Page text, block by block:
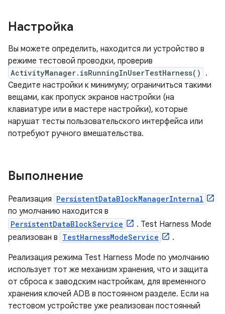
Настройка
Вы можете определить, находится ли устройство в
режиме тестовой проводки, проверив
ActivityManager.isRunningInUserTestHarness()
.
Сведите настройки к минимуму; ограничиться такими
вещами, как пропуск экранов настройки (на
клавиатуре или в мастере настройки), которые
нарушат тесты пользовательского интерфейса или
потребуют ручного вмешательства.
Выполнение
Реализация PersistentDataBlockManagerInternal
по умолчанию находится в
PersistentDataBlockService
. Test Harness Mode
реализован в TestHarnessModeService
.
Реализация режима Test Harness Mode по умолчанию
использует тот же механизм хранения, что и защита
от сброса к заводским настройкам, для временного
хранения ключей ADB в постоянном разделе. Если на
тестовом устройстве уже реализован постоянный